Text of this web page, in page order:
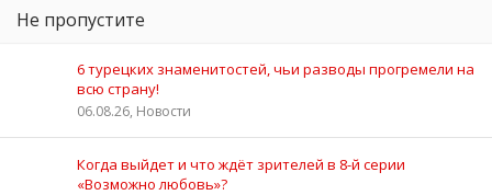
Не пропустите
6 турецких знаменитостей, чьи разводы прогремели на
всю страну!
06.08.26, Новости
Когда выйдет и что ждёт зрителей в 8-й серии
«Возможно любовь»?